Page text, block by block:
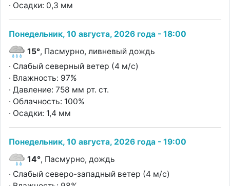
· Осадки: 0,3 мм
Понедельник, 10 августа, 2026 года - 18:00
15°, Пасмурно, ливневый дождь
· Слабый северный ветер (4 м/с)
· Влажность: 97%
· Давление: 758 мм рт. ст.
· Облачность: 100%
· Осадки: 1,4 мм
Понедельник, 10 августа, 2026 года - 19:00
14°, Пасмурно, дождь
· Слабый северо-западный ветер (4 м/с)